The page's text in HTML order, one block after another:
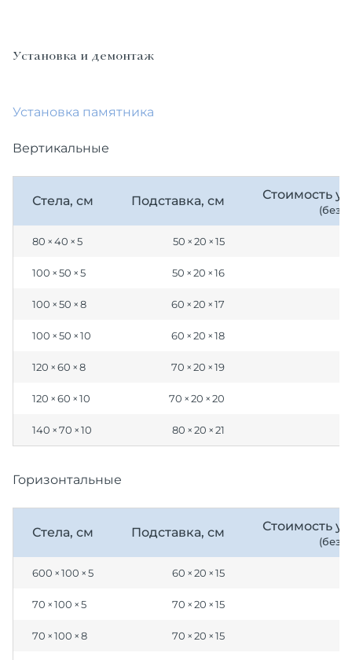
Установка и демонтаж
Установка памятника
Вертикальные
Стела, см Подставка, см Стоимость
(без
80 × 40 × 5 50 × 20 × 15
100 × 50 × 5 50 × 20 × 16
100 × 50 × 8 60 × 20 × 17
100 × 50 × 10 60 × 20 × 18
120 × 60 × 8 70 × 20 × 19
120 × 60 × 10 70 × 20 × 20
140 × 70 × 10 80 × 20 × 21
Горизонтальные
Стела, см Подставка, см Стоимость
(без
600 × 100 × 5 60 × 20 × 15
70 × 100 × 5 70 × 20 × 15
70 × 100 × 8 70 × 20 × 15